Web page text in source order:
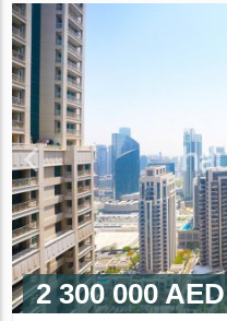
2 300 000 AED